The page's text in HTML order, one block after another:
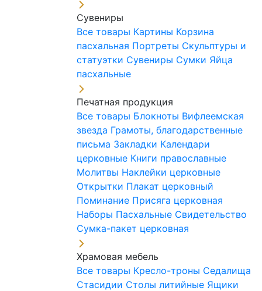
Сувениры
Все товары Картины Корзина
пасхальная Портреты Скульптуры и
статуэтки Сувениры Сумки Яйца
пасхальные
Печатная продукция
Все товары Блокноты Вифлеемская
звезда Грамоты, благодарственные
письма Закладки Календари
церковные Книги православные
Молитвы Наклейки церковные
Открытки Плакат церковный
Поминание Присяга церковная
Наборы Пасхальные Свидетельство
Сумка-пакет церковная
Храмовая мебель
Все товары Кресло-троны Седалища
Стасидии Столы литийные Ящики